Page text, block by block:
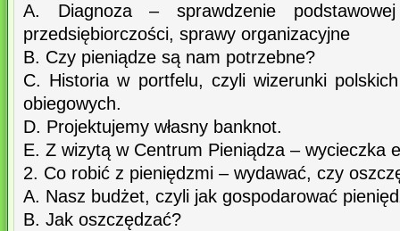
A. Diagnoza – sprawdzenie
przedsiębiorczości, sprawy organizacyjne
B. Czy pieniądze są nam potrzebne?
C. Historia w portfelu, czyli wizerunki
obiegowych.
D. Projektujemy własny banknot.
E. Z wizytą w Centrum Pieniądza – wycieczka
2. Co robić z pieniędzmi – wydawać, czy
A. Nasz budżet, czyli jak gospodarować
B. Jak oszczędzać?